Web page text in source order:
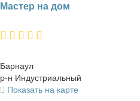
Ма­стер на дом
Бар­на­ул
р-н Ин­ду­стри­аль­ный
Показать на карте